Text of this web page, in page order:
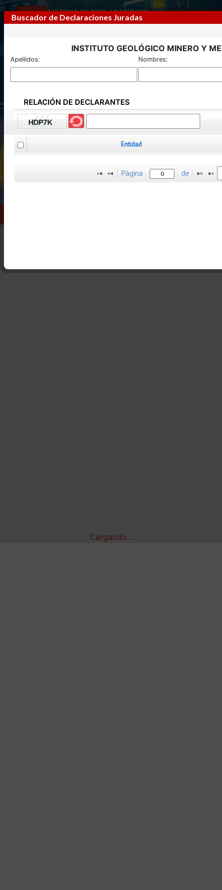
Previous
Buscador de Declaraciones Juradas
INSTITUTO GEOLÓGICO MINERO Y
Apellidos: Nombres:
RELACIÓN DE DECLARANTES
Entidad
Página de